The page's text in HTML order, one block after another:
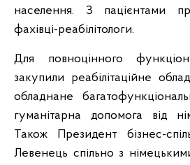
населення. З пацієнтами
фахівці-реабілітологи.
Для повноцінного
закупили реабілітаційне
обладнане
гуманітарна допомога від
Також Президент бізнес-
Левенець спільно з